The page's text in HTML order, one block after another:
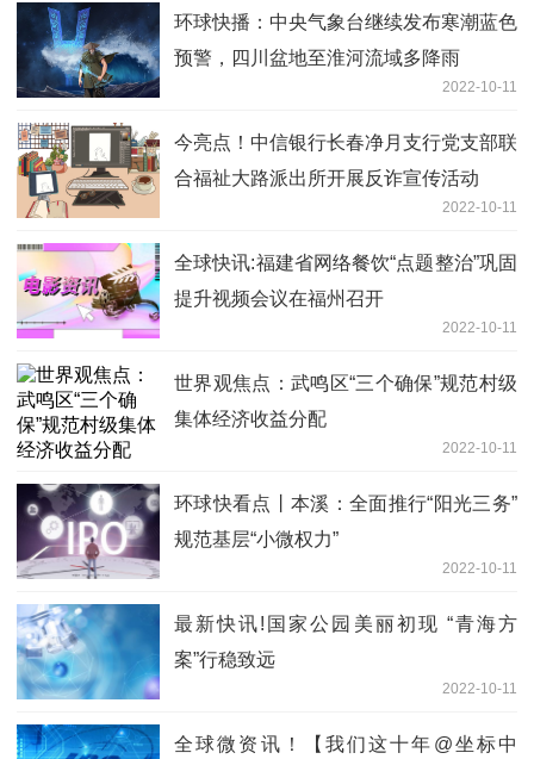
环球快播：中央气象台继续发布寒潮蓝色
预警，四川盆地至淮河流域多降雨
2022-10-11
今亮点！中信银行长春净月支行党支部联
合福祉大路派出所开展反诈宣传活动
2022-10-11
全球快讯:福建省网络餐饮“点题整治”巩固
提升视频会议在福州召开
2022-10-11
世界观焦点：武鸣区“三个确保”规范村级
集体经济收益分配
2022-10-11
环球快看点丨本溪：全面推行“阳光三务”
规范基层“小微权力”
2022-10-11
最新快讯!国家公园美丽初现 “青海方
案”行稳致远
2022-10-11
全球微资讯！【我们这十年@坐标中